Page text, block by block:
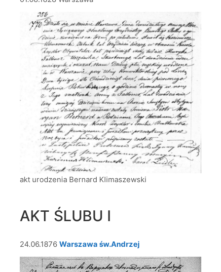
akt urodzenia Bernard Klimaszewski
AKT ŚLUBU I
24.06.1876 Warszawa św.Andrzej